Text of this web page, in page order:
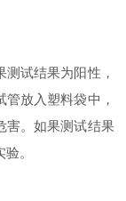
试结果为阳性，
放入塑料袋中，
害。如果测试结果
。